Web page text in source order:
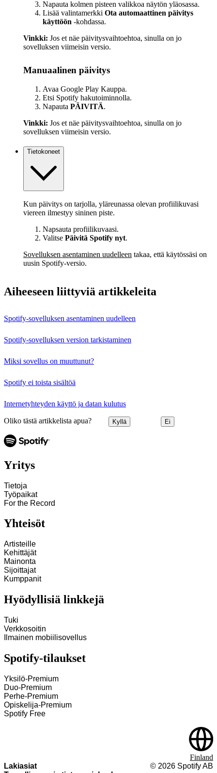
Napauta kolmen pisteen valikkoa näytön yläosassa.
Lisää valintamerkki Ota automaattinen päivitys
käyttöön ‑kohdassa.
Vinkki: Jos et näe päivitysvaihtoehtoa, sinulla on jo
sovelluksen viimeisin versio.
Manuaalinen päivitys
Avaa Google Play Kauppa.
Etsi Spotify hakutoiminnolla.
Napauta PÄIVITÄ.
Vinkki: Jos et näe päivitysvaihtoehtoa, sinulla on jo
sovelluksen viimeisin versio.
Tietokoneet
Kun päivitys on tarjolla, yläreunassa olevan profiilikuvasi
viereen ilmestyy sininen piste.
Napsauta profiilikuvaasi.
Valitse Päivitä Spotify nyt.
Sovelluksen asentaminen uudelleen takaa, että käytössäsi on
uusin Spotify‑versio.
Aiheeseen liittyviä artikkeleita
Spotify-sovelluksen asentaminen uudelleen
Spotify-sovelluksen version tarkistaminen
Miksi sovellus on muuttunut?
Spotify ei toista sisältöä
Internetyhteyden käyttö ja datan kulutus
Oliko tästä artikkelista apua? Kyllä Ei
Yritys
Tietoja
Työpaikat
For the Record
Yhteisöt
Artisteille
Kehittäjät
Mainonta
Sijoittajat
Kumppanit
Hyödyllisiä linkkejä
Tuki
Verkkosoitin
Ilmainen mobiilisovellus
Spotify-tilaukset
Yksilö-Premium
Duo-Premium
Perhe-Premium
Opiskelija-Premium
Spotify Free
Lakiasiat
© 2026 Spotify AB
Finland